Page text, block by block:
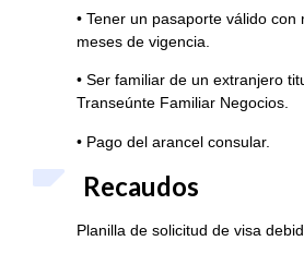
• Tener un pasaporte válido con
meses de vigencia.
• Ser familiar de un extranjero
Transeúnte Familiar Negocios.
• Pago del arancel consular.
Recaudos
Planilla de solicitud de visa